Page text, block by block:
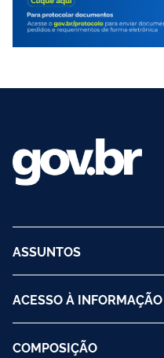
ASSUNTOS
ACESSO À INFORMAÇÃO
COMPOSIÇÃO